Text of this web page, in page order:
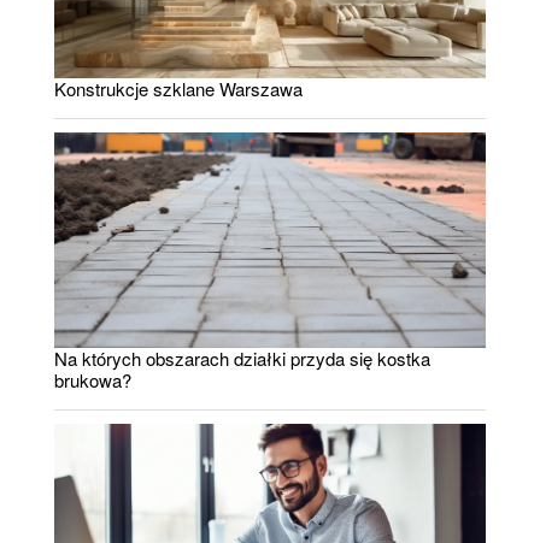
Konstrukcje szklane Warszawa
Na których obszarach działki przyda się kostka
brukowa?